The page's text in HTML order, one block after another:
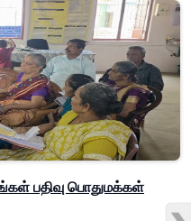
பதிவு பொதுமக்கள்